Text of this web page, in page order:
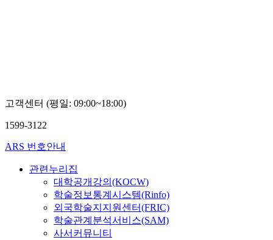
고객센터 (평일: 09:00~18:00)
1599-3122
ARS 번호안내
관련누리집
대학공개강의(KOCW)
학술정보통계시스템(Rinfo)
외국학술지지원센터(FRIC)
학술관계분석서비스(SAM)
사서커뮤니티